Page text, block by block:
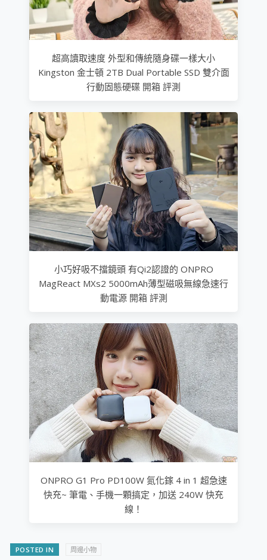
超高讀取速度 外型和傳統隨身碟一樣大小
Kingston 金士頓 2TB Dual Portable SSD 雙介面
行動固態硬碟 開箱 評測
小巧好吸不擋鏡頭 有Qi2認證的 ONPRO
MagReact MXs2 5000mAh薄型磁吸無線急速行
動電源 開箱 評測
ONPRO G1 Pro PD100W 氮化鎵 4 in 1 超急速
快充~ 筆電、手機一顆搞定，加送 240W 快充
線！
POSTED IN 周邊小物